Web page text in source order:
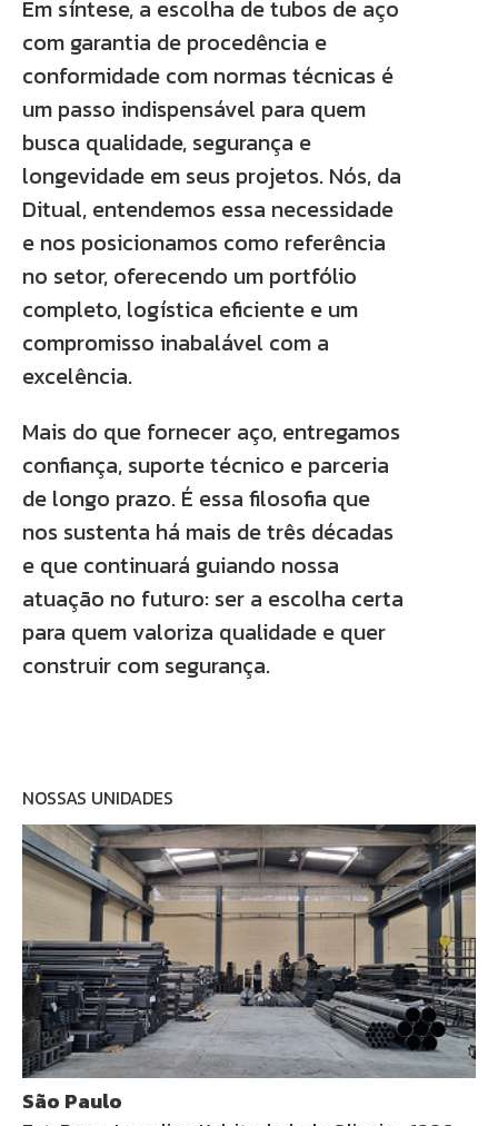
Em síntese, a escolha de tubos de aço
com garantia de procedência e
conformidade com normas técnicas é
um passo indispensável para quem
busca qualidade, segurança e
longevidade em seus projetos. Nós, da
Ditual, entendemos essa necessidade
e nos posicionamos como referência
no setor, oferecendo um portfólio
completo, logística eficiente e um
compromisso inabalável com a
excelência.
Mais do que fornecer aço, entregamos
confiança, suporte técnico e parceria
de longo prazo. É essa filosofia que
nos sustenta há mais de três décadas
e que continuará guiando nossa
atuação no futuro: ser a escolha certa
para quem valoriza qualidade e quer
construir com segurança.
NOSSAS UNIDADES
São Paulo